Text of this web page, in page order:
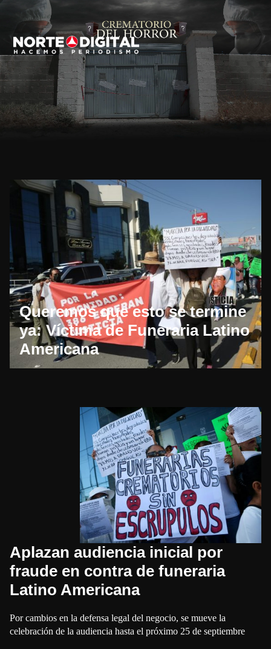
Queremos que esto se termine
ya: Víctima de Funeraria Latino
Americana
Aplazan audiencia inicial por
fraude en contra de funeraria
Latino Americana
Por cambios en la defensa legal del negocio, se mueve la
celebración de la audiencia hasta el próximo 25 de septiembre